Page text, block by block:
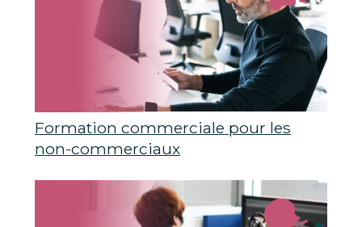
Formation commerciale pour les
non-commerciaux